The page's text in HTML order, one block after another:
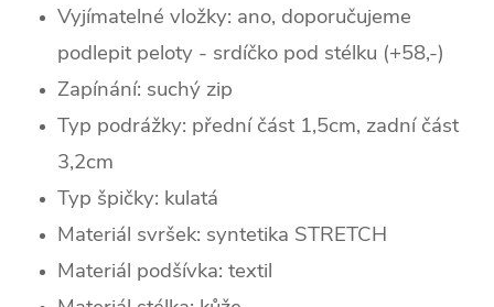
Vyjímatelné vložky: ano, doporučujeme
podlepit peloty - srdíčko pod stélku (+58,-)
Zapínání: suchý zip
Typ podrážky: přední část 1,5cm, zadní část
3,2cm
Typ špičky: kulatá
Materiál svršek: syntetika STRETCH
Materiál podšívka: textil